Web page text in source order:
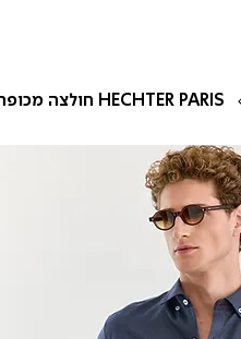
HECHTER PARIS חולצה מכופתרת נון איירון קצרה בגזרת רגולר פיט עם כיס